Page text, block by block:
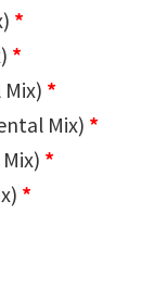
*
*
*
Mix) *
*
*